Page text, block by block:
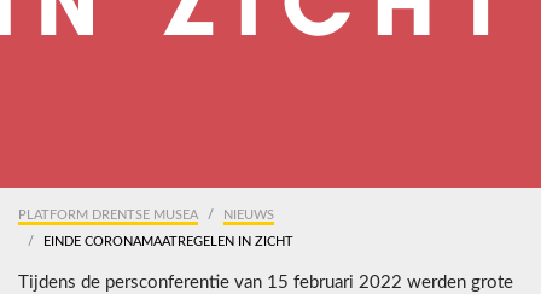
PLATFORM DRENTSE MUSEA
NIEUWS
EINDE CORONAMAATREGELEN IN ZICHT
Tijdens de persconferentie van 15 februari 2022 werden grote